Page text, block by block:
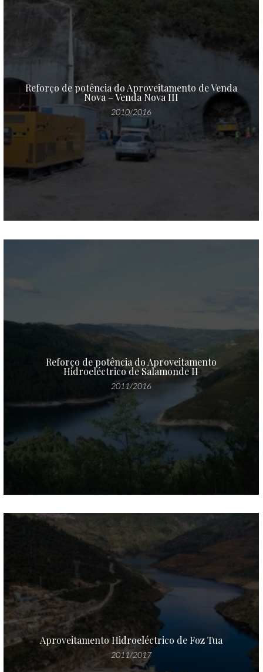
Reforço de potência do Aproveitamento de Venda
Nova – Venda Nova III
2010/2016
Reforço de potência do Aproveitamento
Hidroeléctrico de Salamonde II
2011/2016
Aproveitamento Hidroeléctrico de Foz Tua
2011/2017